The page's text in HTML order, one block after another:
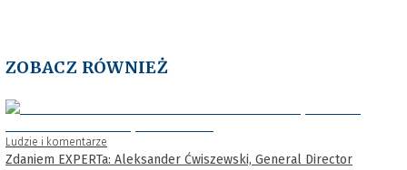
ZOBACZ RÓWNIEŻ
Ludzie i komentarze
Zdaniem EXPERTa: Aleksander Ćwiszewski, General Director